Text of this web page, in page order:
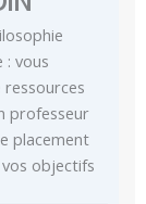
: vous
professeur
placement
objectifs